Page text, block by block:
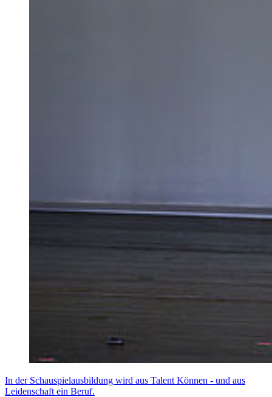
In der Schauspielausbildung wird aus Talent Können - und aus
Leidenschaft ein Beruf.